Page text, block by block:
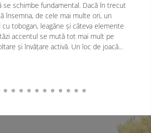
se schimbe fundamental. Dacă în trecut
însemna, de cele mai multe ori, un
tobogan, leagăne și câteva elemente
accentul se mută tot mai mult pe
și învățare activă. Un loc de joacă...